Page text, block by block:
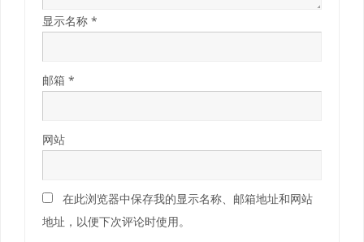
显示名称*
邮箱*
网站
在此浏览器中保存我的显示名称、邮箱地址和网站
地址，以便下次评论时使用。